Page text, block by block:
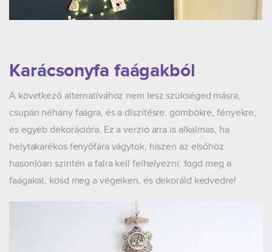
Karácsonyfa faágakból
A következő alternatívához nem lesz szükséged másra,
csupán néhány faágra, és a díszítésre: gömbökre, fényekre,
és egyéb dekorációra. Ez a verzió arra is alkalmas, ha
helytakarékos fenyőfára vágytok, hiszen az elsőhöz
hasonlóan szintén a falra kell felhelyezni: fogd meg a
faágakat, kösd meg a végeiken, és dekoráld kedvedre!